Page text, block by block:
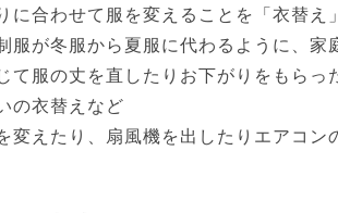
に合わせて服を変えることを「衣替え
服が冬服から夏服に代わるように、家
て服の丈を直したりお下がりをもらっ
の衣替えなど
変えたり、扇風機を出したりエアコン